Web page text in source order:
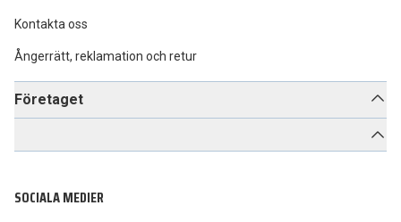
Kontakta oss
Ångerrätt, reklamation och retur
Företaget
SOCIALA MEDIER